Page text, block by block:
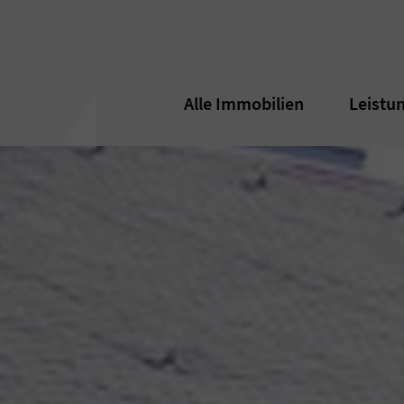
Alle Immobilien
Alle Immobilien